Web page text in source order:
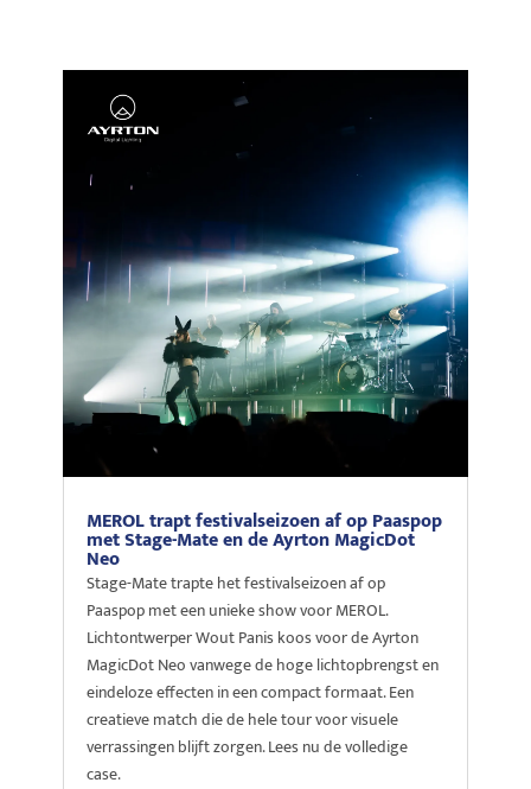
MEROL trapt festivalseizoen af op Paaspop
met Stage-Mate en de Ayrton MagicDot
Neo
Stage-Mate trapte het festivalseizoen af op
Paaspop met een unieke show voor MEROL.
Lichtontwerper Wout Panis koos voor de Ayrton
MagicDot Neo vanwege de hoge lichtopbrengst en
eindeloze effecten in een compact formaat. Een
creatieve match die de hele tour voor visuele
verrassingen blijft zorgen. Lees nu de volledige
case.